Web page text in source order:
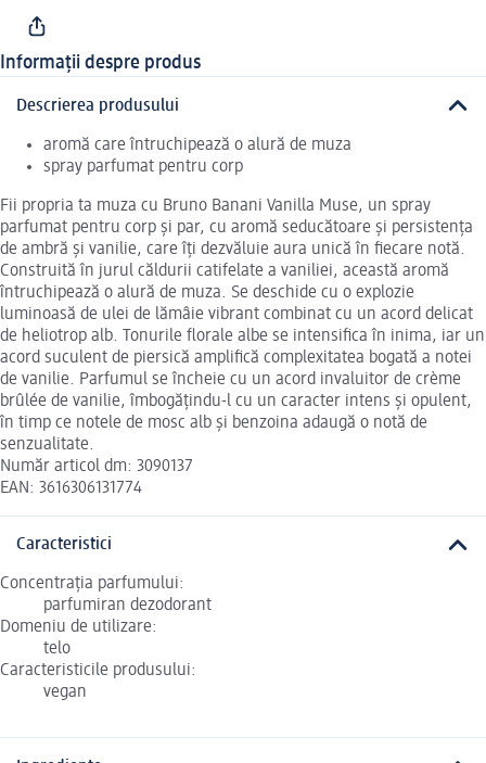
Informații despre produs
Descrierea produsului
aromă care întruchipează o alură de muza
spray parfumat pentru corp
Fii propria ta muza cu Bruno Banani Vanilla Muse, un spray
parfumat pentru corp și par, cu aromă seducătoare și persistența
de ambră și vanilie, care îți dezvăluie aura unică în fiecare notă.
Construită în jurul căldurii catifelate a vaniliei, această aromă
întruchipează o alură de muza. Se deschide cu o explozie
luminoasă de ulei de lămâie vibrant combinat cu un acord delicat
de heliotrop alb. Tonurile florale albe se intensifica în inima, iar un
acord suculent de piersică amplifică complexitatea bogată a notei
de vanilie. Parfumul se încheie cu un acord invaluitor de crème
brûlée de vanilie, îmbogățindu-l cu un caracter intens și opulent,
în timp ce notele de mosc alb și benzoina adaugă o notă de
senzualitate.
Număr articol dm: 3090137
EAN: 3616306131774
Caracteristici
Concentrația parfumului:
parfumiran dezodorant
Domeniu de utilizare:
telo
Caracteristicile produsului:
vegan